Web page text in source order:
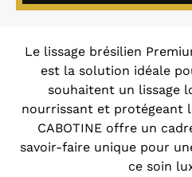
Le lissage brésilien
est la solution idéale
souhaitent un lissage
nourrissant et protégeant
CABOTINE offre un
savoir-faire unique pour
ce soin